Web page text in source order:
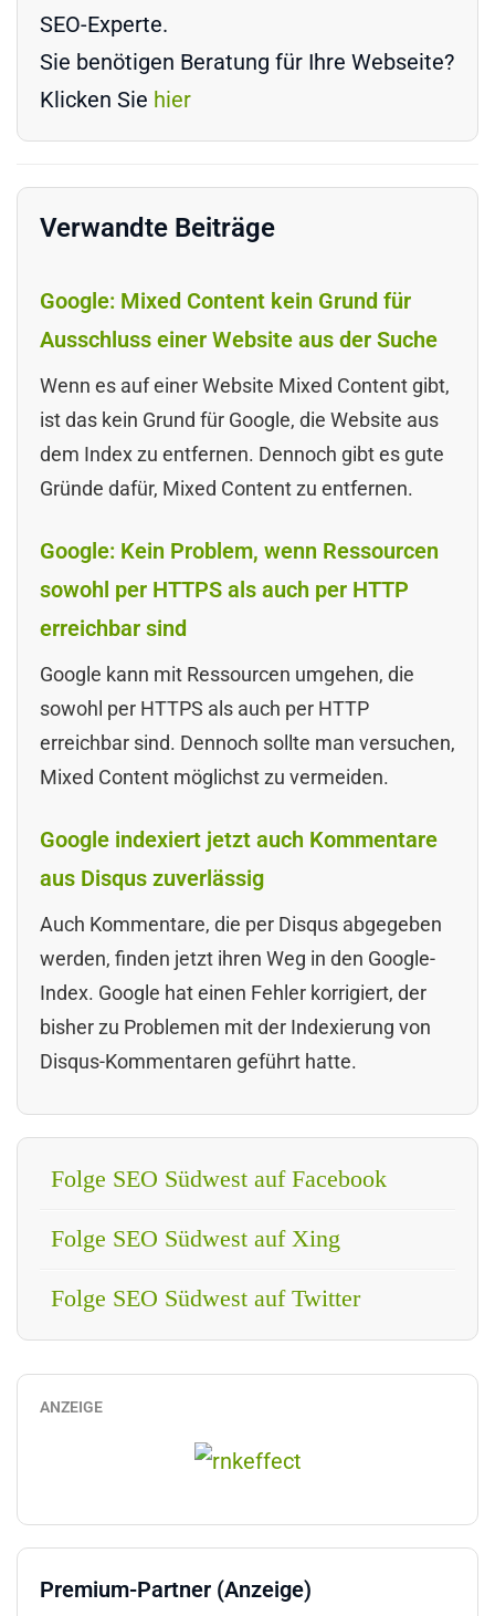
SEO-Experte.
Sie benötigen Beratung für Ihre Webseite?
Klicken Sie hier
Verwandte Beiträge
Google: Mixed Content kein Grund für
Ausschluss einer Website aus der Suche
Wenn es auf einer Website Mixed Content gibt,
ist das kein Grund für Google, die Website aus
dem Index zu entfernen. Dennoch gibt es gute
Gründe dafür, Mixed Content zu entfernen.
Google: Kein Problem, wenn Ressourcen
sowohl per HTTPS als auch per HTTP
erreichbar sind
Google kann mit Ressourcen umgehen, die
sowohl per HTTPS als auch per HTTP
erreichbar sind. Dennoch sollte man versuchen,
Mixed Content möglichst zu vermeiden.
Google indexiert jetzt auch Kommentare
aus Disqus zuverlässig
Auch Kommentare, die per Disqus abgegeben
werden, finden jetzt ihren Weg in den Google-
Index. Google hat einen Fehler korrigiert, der
bisher zu Problemen mit der Indexierung von
Disqus-Kommentaren geführt hatte.
Folge SEO Südwest auf Facebook
Folge SEO Südwest auf Xing
Folge SEO Südwest auf Twitter
ANZEIGE
Premium-Partner (Anzeige)